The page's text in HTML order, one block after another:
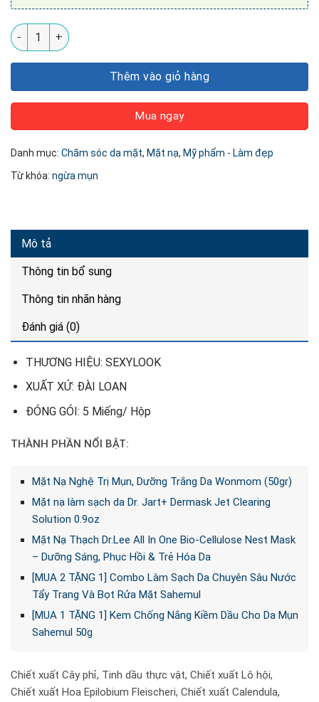
Mặt Nạ Đen Hoa Cúc Dịu Mụn Chuyên Sâu SEXYLOOK số
Thêm vào giỏ hàng
Mua ngay
Danh mục: Chăm sóc da mặt, Mặt nạ, Mỹ phẩm - Làm đẹp
Từ khóa: ngừa mụn
Mô tả
Thông tin bổ sung
Thông tin nhãn hàng
Đánh giá (0)
THƯƠNG HIỆU: SEXYLOOK
XUẤT XỨ: ĐÀI LOAN
ĐÓNG GÓI: 5 Miếng/ Hộp
THÀNH PHẦN NỔI BẬT:
Mặt Nạ Nghệ Trị Mụn, Dưỡng Trắng Da Wonmom (50gr)
Mặt nạ làm sạch da Dr. Jart+ Dermask Jet Clearing
Solution 0.9oz
Mặt Nạ Thạch Dr.Lee All In One Bio-Cellulose Nest Mask
– Dưỡng Sáng, Phục Hồi & Trẻ Hóa Da
[MUA 2 TẶNG 1] Combo Làm Sạch Da Chuyên Sâu Nước
Tẩy Trang Và Bọt Rửa Mặt Sahemul
[MUA 1 TẶNG 1] Kem Chống Nắng Kiềm Dầu Cho Da Mụn
Sahemul 50g
Chiết xuất Cây phỉ, Tinh dầu thực vật, Chiết xuất Lô hội,
Chiết xuất Hoa Epilobium Fleischeri, Chiết xuất Calendula,